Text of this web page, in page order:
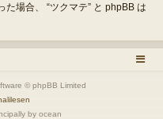
場合、 “ツクマテ” と phpBB は
© phpBB Limited
by ocean